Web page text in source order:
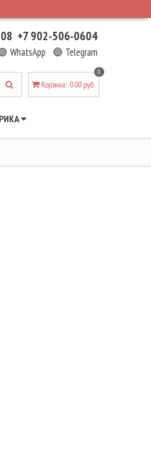
+7 902-506-0604
WhatsApp 🔵 Telegram
Корзина:
0
0.00 руб.